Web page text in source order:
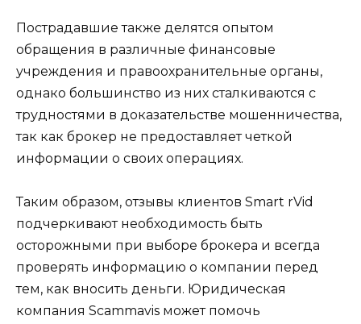
Пострадавшие также делятся опытом
обращения в различные финансовые
учреждения и правоохранительные органы,
однако большинство из них сталкиваются с
трудностями в доказательстве мошенничества,
так как брокер не предоставляет четкой
информации о своих операциях.
Таким образом, отзывы клиентов Smart rVid
подчеркивают необходимость быть
осторожными при выборе брокера и всегда
проверять информацию о компании перед
тем, как вносить деньги. Юридическая
компания Scammavis может помочь